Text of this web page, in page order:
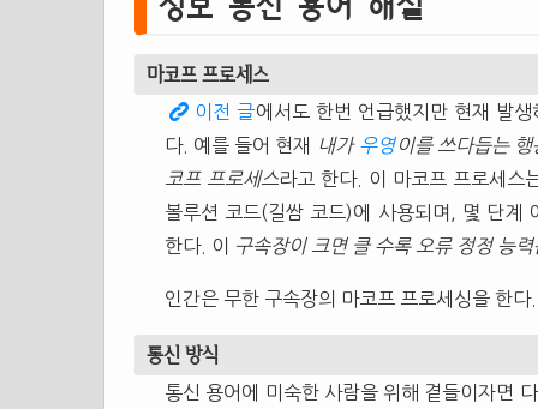
마코프 프로세스
이전 글에서도 한번 언급했지만 현재 발
다. 예를 들어 현재
내가 우영이를 쓰다듭는
코프 프로세스라고 한다. 이 마코프 프로세스
볼루션 코드(길쌈 코드)에 사용되며, 몇 단계
한다. 이
구속장이 크면 클 수록 오류 정정 능
인간은 무한 구속장의 마코프 프로세싱을 한
통신 방식
통신 용어에 미숙한 사람을 위해 곁들이자면